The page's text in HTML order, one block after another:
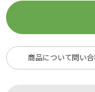
商品について問い合